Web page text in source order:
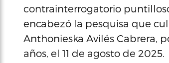
contrainterrogatorio
encabezó la pesquisa que
Anthonieska Avilés Cabrera,
años, el 11 de agosto de 2025.